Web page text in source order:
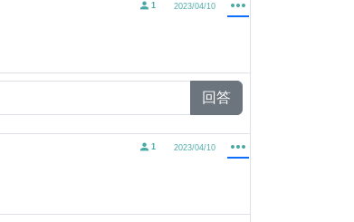
1 2023/04/10
回答
1 2023/04/10